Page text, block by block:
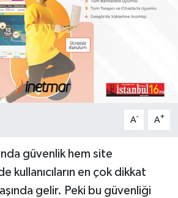
A- A+
güvenlik hem site
kullanıcıların en çok dikkat
gelir. Peki bu güvenliği